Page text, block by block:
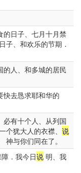
的日子、七月十月禁
子、和欢乐的节期．
的人、和多城的居民
快去恳求耶和华的
必有十个人、从列国
犹大人的衣襟、 说
与你们同在了。
．我今日说 明、我